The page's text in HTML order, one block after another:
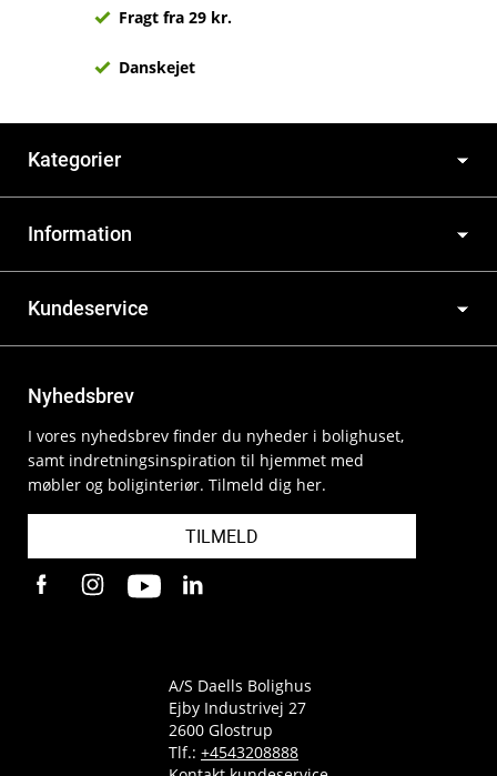
Fragt fra 29 kr.
Danskejet
Kategorier
Information
Kundeservice
Nyhedsbrev
I vores nyhedsbrev finder du nyheder i bolighuset,
samt indretningsinspiration til hjemmet med
møbler og boliginteriør. Tilmeld dig her.
TILMELD
A/S Daells Bolighus
Ejby Industrivej 27
2600 Glostrup
Tlf.: +4543208888